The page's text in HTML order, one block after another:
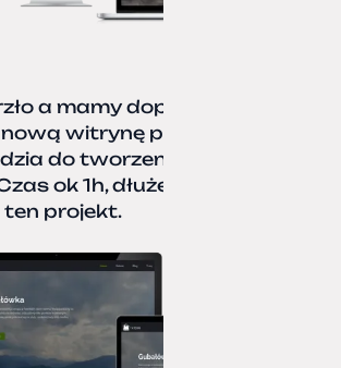
a mamy dopiero jesień.
witrynę portfolio przy
do tworzenia stron bez
ok 1h, dłużej podpinałem
ten projekt.